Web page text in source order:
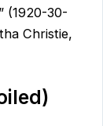
(1920-30-
Christie,